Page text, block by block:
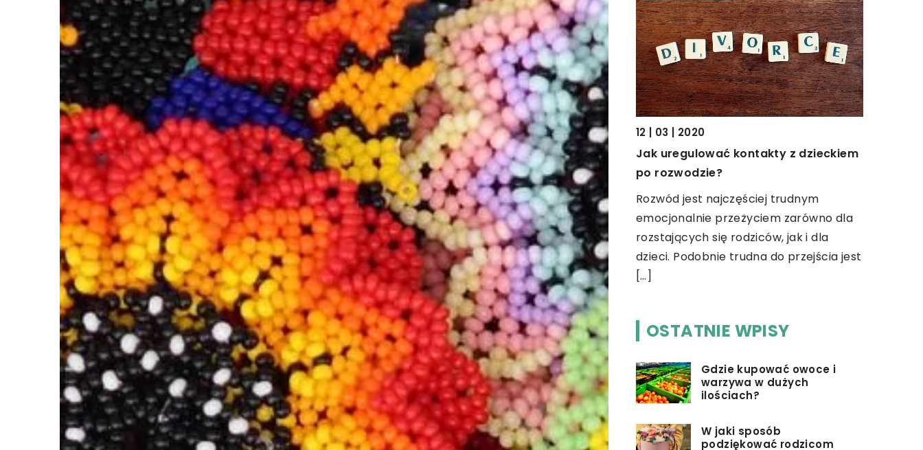
15 | 10 | 2020
Remont łazienki – samodzielnie czy z
fachowcami?
Remont łazienki może kojarzyć się nie
tylko ze sporymi kosztami, ale również
mozolnym planowaniem kolejnych
czynności oraz ciężką pracą. A […]
14 | 04 | 2022
Folie jako odpowiednie
zabezpieczenie towaru
Właściwe zabezpieczenie towarów
znajdujących się na paletach to
podstawa. Chodzi przecież o to, by
zarówno podczas transportu jak i w […]
12 | 03 | 2020
Jak uregulować kontakty z dzieckiem
po rozwodzie?
Rozwód jest najczęściej trudnym
emocjonalnie przeżyciem zarówno dla
rozstających się rodziców, jak i dla
dzieci. Podobnie trudna do przejścia jest
[…]
OSTATNIE WPISY
Gdzie kupować owoce i
warzywa w dużych
ilościach?
W jaki sposób
podziękować rodzicom